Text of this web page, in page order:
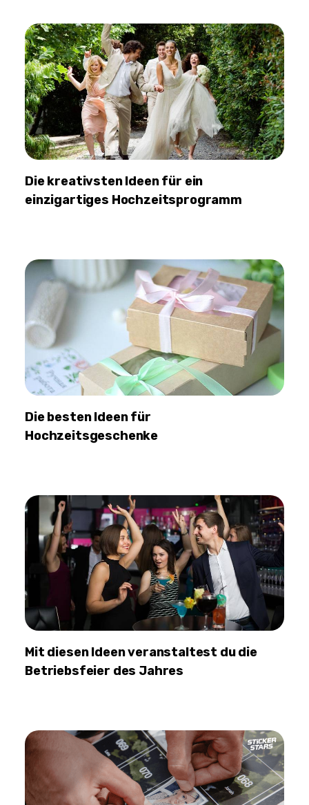
Die kreativsten Ideen für ein
einzigartiges Hochzeitsprogramm
Die besten Ideen für
Hochzeitsgeschenke
Mit diesen Ideen veranstaltest du die
Betriebsfeier des Jahres